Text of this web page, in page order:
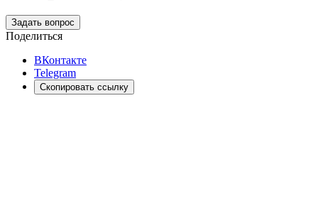
Задать вопрос
Поделиться
ВКонтакте
Telegram
Скопировать ссылку